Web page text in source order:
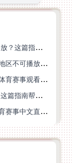
在新加坡看CCTV5世界杯中文解说无法播放？这篇指南帮你解锁海外体育直播自由
在加拿大看咪咕视频世界杯中文解说当前地区不可播放？这篇指南帮你一键解决
在日本看央视频世界杯地区限制？海外党体育赛事观看终极指南
在国外看世界杯阿根廷VS埃及地区限制？这篇指南帮你搞定中文直播+解说
在香港看抖音世界杯无法播放？海外党体育赛事中文直播终极指南